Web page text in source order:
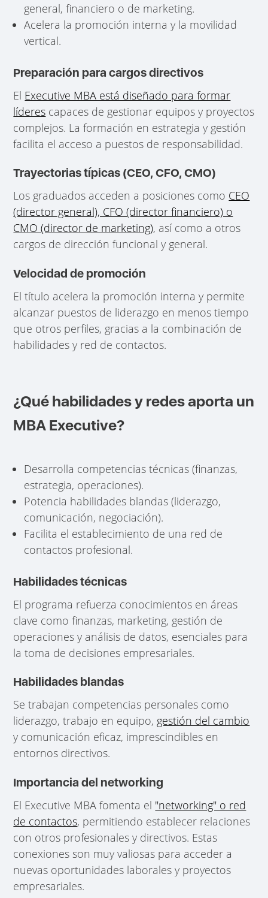
general, financiero o de marketing.
Acelera la promoción interna y la movilidad
vertical.
Preparación para cargos directivos
El Executive MBA está diseñado para formar
líderes capaces de gestionar equipos y proyectos
complejos. La formación en estrategia y gestión
facilita el acceso a puestos de responsabilidad.
Trayectorias típicas (CEO, CFO, CMO)
Los graduados acceden a posiciones como CEO
(director general), CFO (director financiero) o
CMO (director de marketing), así como a otros
cargos de dirección funcional y general.
Velocidad de promoción
El título acelera la promoción interna y permite
alcanzar puestos de liderazgo en menos tiempo
que otros perfiles, gracias a la combinación de
habilidades y red de contactos.
¿Qué habilidades y redes aporta un
MBA Executive?
Desarrolla competencias técnicas (finanzas,
estrategia, operaciones).
Potencia habilidades blandas (liderazgo,
comunicación, negociación).
Facilita el establecimiento de una red de
contactos profesional.
Habilidades técnicas
El programa refuerza conocimientos en áreas
clave como finanzas, marketing, gestión de
operaciones y análisis de datos, esenciales para
la toma de decisiones empresariales.
Habilidades blandas
Se trabajan competencias personales como
liderazgo, trabajo en equipo, gestión del cambio
y comunicación eficaz, imprescindibles en
entornos directivos.
Importancia del networking
El Executive MBA fomenta el "networking" o red
de contactos, permitiendo establecer relaciones
con otros profesionales y directivos. Estas
conexiones son muy valiosas para acceder a
nuevas oportunidades laborales y proyectos
empresariales.